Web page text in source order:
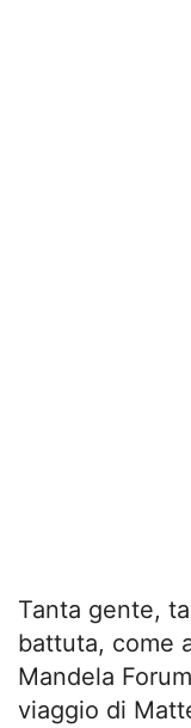
Tanta gente,
battuta, come
Mandela
viaggio di